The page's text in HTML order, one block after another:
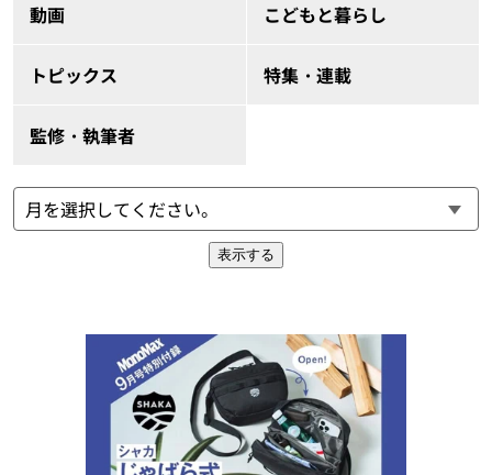
動画 こどもと暮らし
トピックス 特集・連載
監修・執筆者
表示する